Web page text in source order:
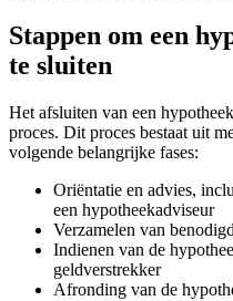
Stappen om een
te sluiten
Het afsluiten van een
proces. Dit proces bestaat uit
volgende belangrijke fases:
Oriëntatie en advies,
een hypotheekadviseur
Verzamelen van
Indienen van de
geldverstrekker
Afronding van de